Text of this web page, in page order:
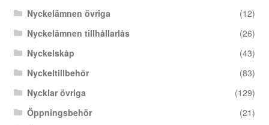
Nyckelämnen övriga
(12)
Nyckelämnen tillhållarlås
(26)
Nyckelskåp
(43)
Nyckeltillbehör
(83)
Nycklar övriga
(129)
Öppningsbehör
(21)